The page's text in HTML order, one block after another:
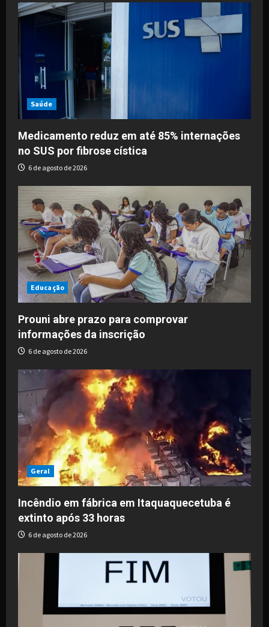
Saúde
Medicamento reduz em até 85% internações
no SUS por fibrose cística
6 de agosto de 2026
Educação
Prouni abre prazo para comprovar
informações da inscrição
6 de agosto de 2026
Geral
Incêndio em fábrica em Itaquaquecetuba é
extinto após 33 horas
6 de agosto de 2026